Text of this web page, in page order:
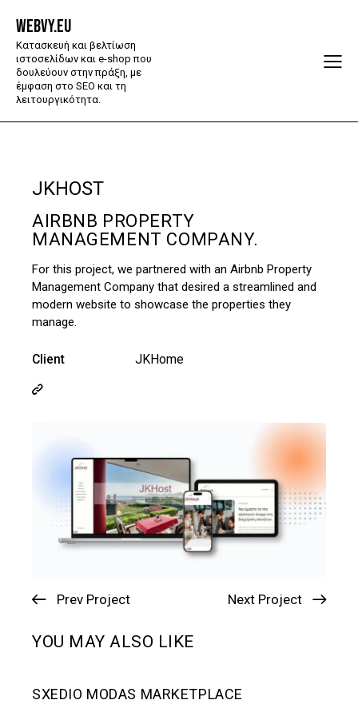
WEBVY.EU
Κατασκευή και βελτίωση
ιστοσελίδων και e-shop που
δουλεύουν στην πράξη, με
έμφαση στο SEO και τη
λειτουργικότητα.
JKHOST
AIRBNB PROPERTY
MANAGEMENT COMPANY.
For this project, we partnered with an Airbnb Property
Management Company that desired a streamlined and
modern website to showcase the properties they
manage.
Client JKHome
Prev Project Next Project
YOU MAY ALSO LIKE
SXEDIO MODAS MARKETPLACE